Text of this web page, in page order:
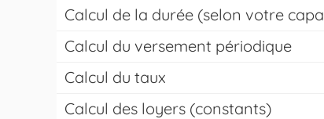
Calcul de la durée (selon votre
Calcul du versement périodique
Calcul du taux
Calcul des loyers (constants)